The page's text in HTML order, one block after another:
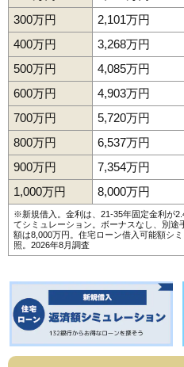
300万円
2,101万円
400万円
3,268万円
500万円
4,085万円
600万円
4,903万円
700万円
5,720万円
800万円
6,537万円
900万円
7,354万円
1,000万円
8,000万円
※新規借入。金利は、21-35年固定金利が
てシミュレーション。ボーナスなし、別
額は8,000万円。 住宅ローン借入可能額シ
照。2026年8月調査